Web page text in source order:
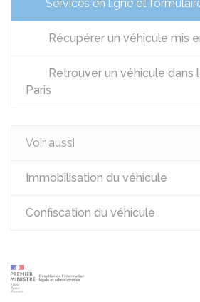
Services en ligne et
Récupérer un véhicule mis
Retrouver un véhicule dans
Paris
Voir aussi
Immobilisation du véhicule
Confiscation du véhicule